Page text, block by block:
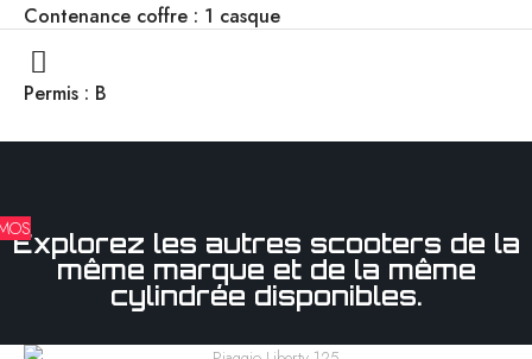
Contenance coffre : 1 casque
Permis : B
Explorez les autres scooters de la
même marque et de la même
cylindrée disponibles.